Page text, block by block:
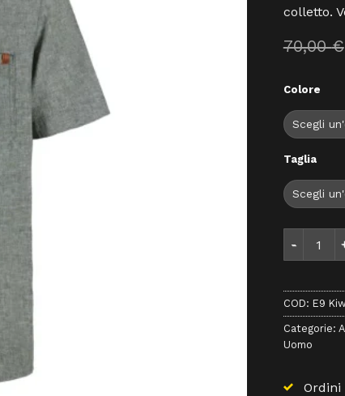
colletto.
70,00€
Colore
Taglia
COD: E9
Categorie:
Uomo